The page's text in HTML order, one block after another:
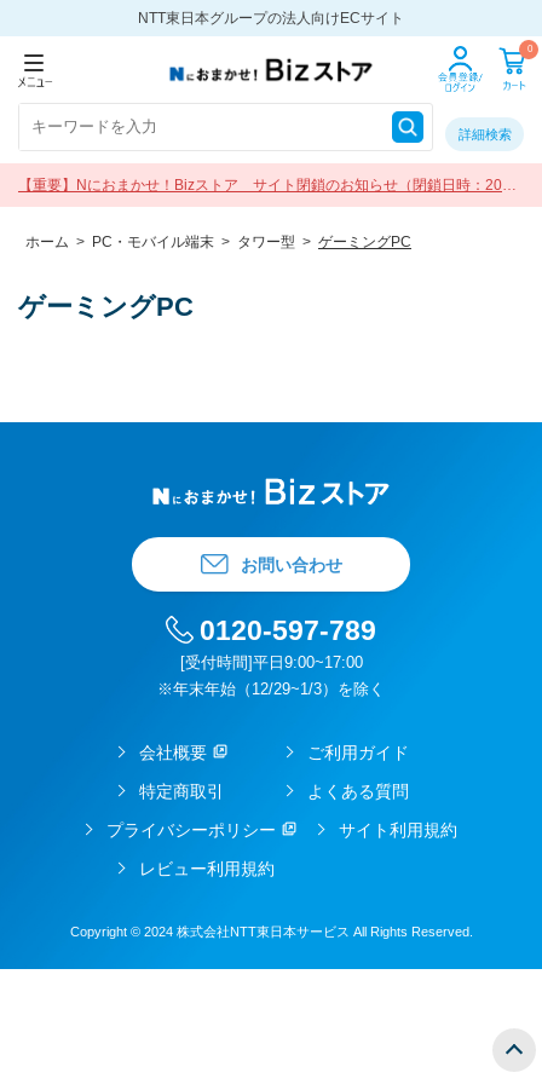
NTT東日本グループの法人向けECサイト
0
詳細検索
【重要】Nにおまかせ！Bizストア サイト閉鎖のお知らせ（閉鎖日時：2026
年9月30日 17:00）
ホーム > PC・モバイル端末 > タワー型 > ゲーミングPC
ゲーミングPC
お問い合わせ
0120-597-789
[受付時間]平日9:00~17:00
※年末年始（12/29~1/3）を除く
会社概要
ご利用ガイド
特定商取引
よくある質問
プライバシーポリシー
サイト利用規約
レビュー利用規約
Copyright © 2024 株式会社NTT東日本サービス All Rights Reserved.